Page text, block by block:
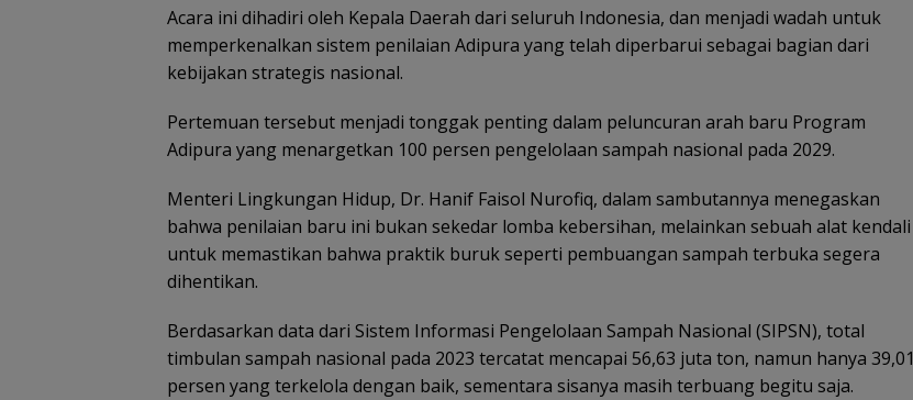
Acara ini dihadiri oleh Kepala Daerah dari seluruh Indonesia, dan menjadi wadah untuk
memperkenalkan sistem penilaian Adipura yang telah diperbarui sebagai bagian dari
kebijakan strategis nasional.
Pertemuan tersebut menjadi tonggak penting dalam peluncuran arah baru Program
Adipura yang menargetkan 100 persen pengelolaan sampah nasional pada 2029.
Menteri Lingkungan Hidup, Dr. Hanif Faisol Nurofiq, dalam sambutannya menegaskan
bahwa penilaian baru ini bukan sekedar lomba kebersihan, melainkan sebuah alat kendali
untuk memastikan bahwa praktik buruk seperti pembuangan sampah terbuka segera
dihentikan.
Berdasarkan data dari Sistem Informasi Pengelolaan Sampah Nasional (SIPSN), total
timbulan sampah nasional pada 2023 tercatat mencapai 56,63 juta ton, namun hanya 39,01
persen yang terkelola dengan baik, sementara sisanya masih terbuang begitu saja.